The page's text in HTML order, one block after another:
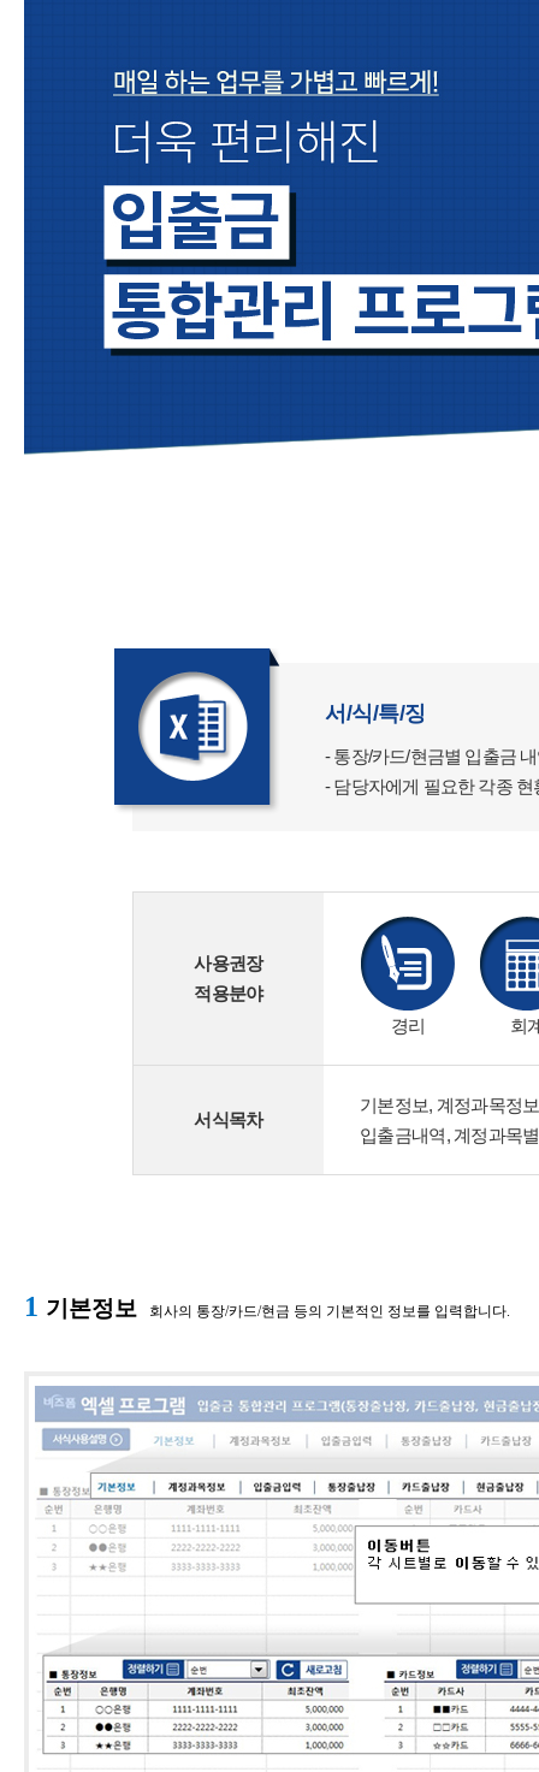
서/식/특/징
- 통장/카드/현금별 입출금
- 담당자에게 필요한 각종
사용권장
적용분야
경리
회
서식목차
기본정보, 계정과목정
입출금내역, 계정과목
1 기본정보 회사의 통장/카드/현금 등의 기본적인 정보를 입력합니다.